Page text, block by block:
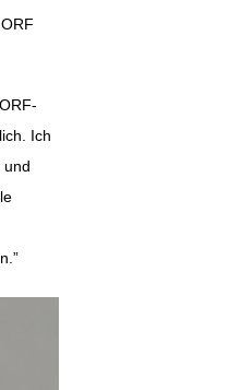
Ich
und